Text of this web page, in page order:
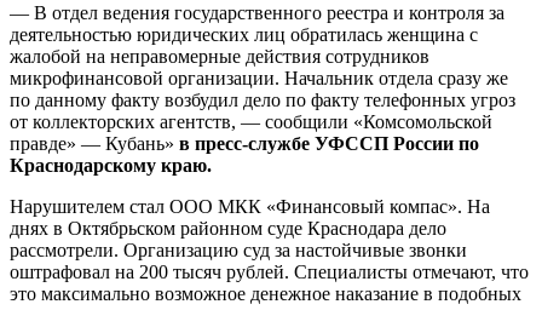
— В отдел ведения государственного реестра и контроля за
деятельностью юридических лиц обратилась женщина с
жалобой на неправомерные действия сотрудников
микрофинансовой организации. Начальник отдела сразу же
по данному факту возбудил дело по факту телефонных угроз
от коллекторских агентств, — сообщили «Комсомольской
правде» — Кубань» в пресс-службе УФССП России по
Краснодарскому краю.
Нарушителем стал ООО МКК «Финансовый компас». На
днях в Октябрьском районном суде Краснодара дело
рассмотрели. Организацию суд за настойчивые звонки
оштрафовал на 200 тысяч рублей. Специалисты отмечают, что
это максимально возможное денежное наказание в подобных